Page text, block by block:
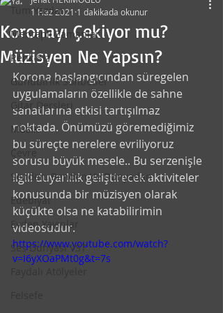
Tüm Yazılar
Mehtaplı Zamanlar
Renk-Siz
Günübirlik Sohbetler
Gitar Dersleri
Müzik
Çevre
Senden, Benden Ve Dünyadan
Edebiyat
Evden Yayınlar
Ses Dünyası VST
Koronayı Çekiyor mu?
Müzisyen Ne Yapsın?
1 Haz 2021 1 dakikada okunur
Korona başlangıcından süregelen
uygulamaların özellikle de sahne
sanatlarına etkisi tartışılmaz
noktada. Önümüzü göremediğimiz
bu süreçte nerelere evriliyoruz
sorusu büyük mesele.. Bu serzenişle
ilgili duyarlılık geliştirecek aktiviteler
konusunda bir müzisyen olarak
küçükte olsa ne katabilirimin
videosudur.
https://www.youtube.com/watch?
v=I6yXOaPMt0g&t=7s